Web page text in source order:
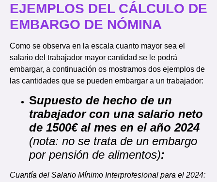
EJEMPLOS DEL CÁLCULO DE
EMBARGO DE NÓMINA
Como se observa en la escala cuanto mayor sea el
salario del trabajador mayor cantidad se le podrá
embargar, a continuación os mostramos dos ejemplos de
las cantidades que se pueden embargar a un trabajador:
Supuesto de hecho de un
trabajador con una salario neto
de 1500€ al mes en el año 2024
(nota: no se trata de un embargo
por pensión de alimentos):
Cuantía del Salario Mínimo Interprofesional para el 2024: